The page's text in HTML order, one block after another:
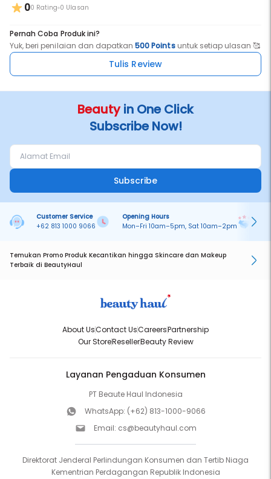
00 Rating 0 Ulasan
Pernah Coba Produk ini?
Yuk, beri penilaian dan dapatkan500 Pointsuntuk setiap ulasan 🥰
Tulis Review
Beautyin One Click
Subscribe Now!
Subscribe
Customer Service
+62 813 1000 9066
Opening Hours
Mon–Fri 10am–5pm, Sat 10am–2pm
Temukan Promo Produk Kecantikan hingga Skincare dan Makeup
Terbaik di BeautyHaul
About UsContact UsCareersPartnership
Our StoreResellerBeauty Review
Layanan Pengaduan Konsumen
PT Beaute Haul Indonesia
WhatsApp: (+62) 813-1000-9066
Email: cs@beautyhaul.com
Direktorat Jenderal Perlindungan Konsumen dan Tertib Niaga
Kementrian Perdagangan Republik Indonesia